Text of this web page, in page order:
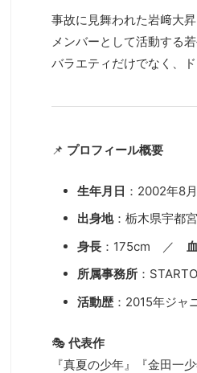
事故に見舞われた岩﨑大
メンバーとして活動する若
バラエティだけでなく、
📌 プロフィール概要
生年月日 ：2002年8
出身地：栃木県宇都
身長 ：175cm ／
所属事務所 ：
活動歴 ：2015年ジャ
🎭 代表作
『真夏の少年』『金田一